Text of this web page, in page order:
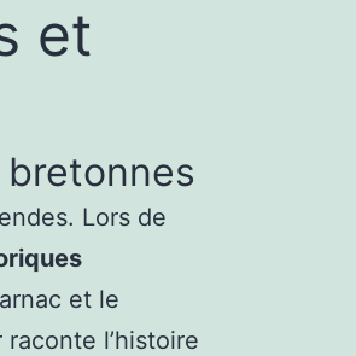
et
Lors de
et le
l’histoire